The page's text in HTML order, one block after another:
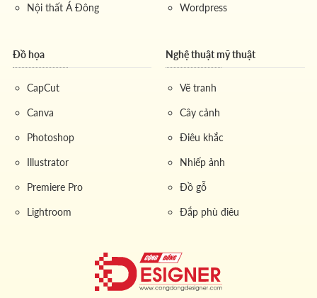
Nội thất Á Đông Wordpress
Đồ họa
CapCut
Canva
Photoshop
Illustrator
Premiere Pro
Lightroom
Nghệ thuật mỹ thuật
Vẽ tranh
Cây cảnh
Điêu khắc
Nhiếp ảnh
Đồ gỗ
Đắp phù điêu